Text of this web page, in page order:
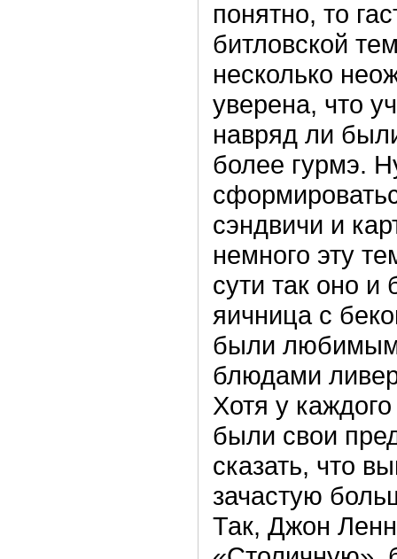
понятно, то
битловской
несколько
уверена, что
навряд ли
более гурмэ.
сэндвичи и
немного эту
сути так оно
яичница с
были
блюдами
Хотя у
были свои
сказать, что
зачастую
Так, Джон